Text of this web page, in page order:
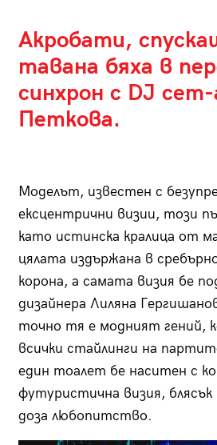
Акробати,
тавана бяха в
синхрон с DJ сет-
Петкова.
Моделът, известен с
ексцентрични визии, този
като истинска кралица от
цялата издържана в
корона, а самата визия бе
дизайнера Лиляна
точно тя е модният гений,
всички стайлинги на
един тоалет бе наситен с
футуристична визия, блясък
доза любопитство.